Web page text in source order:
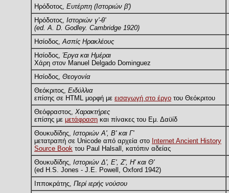
Ηρόδοτος, Ευτέρπη (Ιστοριών β')
Ηρόδοτος, Ιστοριών γ'-θ'
(ed. A. D. Godley. Cambridge 1920)
Ησίοδος,Ασπίς Ηρακλέους
Ησίοδος, Έργα και Ημέραι
Χάρη στον Manuel Delgado Dominguez
Ησίοδος, Θεογονία
Θεόκριτος, Ειδύλλια
επίσης σε HTML μορφή με εισαγωγή στο έργο του Θεόκριτου
Θεόφραστος, Χαρακτήρες
επίσης με μετάφραση και πίνακες του Εμ. Δαϋίδ
Θουκυδίδης, Ιστοριών Α', Β' και Γ'
μετατραπή σε Unicode από αρχεία στο Internet Ancient History
Source Book του Paul Halsall, κατόπιν αδείας
Θουκυδίδης, Ιστοριών Δ', Ε', Ζ', Η' και Θ'
(ed H.S. Jones - J.E. Powell, Oxford 1942)
Ιπποκράτης, Περί ιερής νούσου